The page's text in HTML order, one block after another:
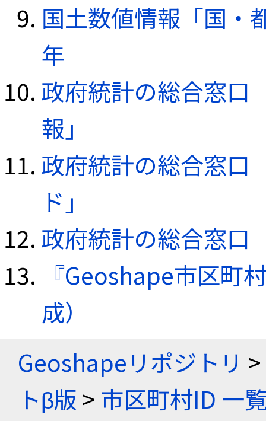
国土数値情報「国・
年
政府統計の総合窓口
報」
政府統計の総合窓口
ド」
政府統計の総合窓口
『Geoshape市区町
成）
Geoshapeリポジトリ >
トβ版 > 市区町村ID 一